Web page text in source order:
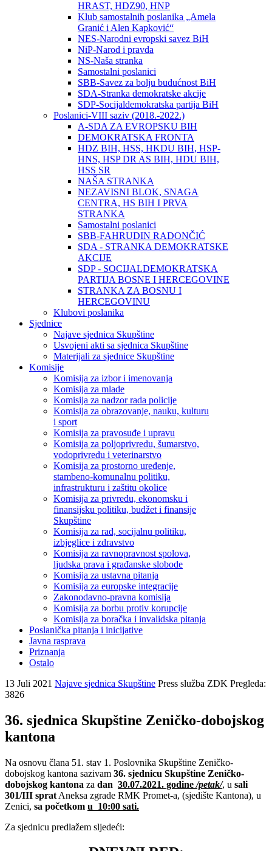
HRAST, HDZ90, HNP
Klub samostalnih poslanika „Amela
Granić i Alen Kapković“
NES-Narodni evropski savez BiH
NiP-Narod i pravda
NS-Naša stranka
Samostalni poslanici
SBB-Savez za bolju budućnost BiH
SDA-Stranka demokratske akcije
SDP-Socijaldemokratska partija BiH
Poslanici-VIII saziv (2018.-2022.)
A-SDA ZA EVROPSKU BIH
DEMOKRATSKA FRONTA
HDZ BIH, HSS, HKDU BIH, HSP-
HNS, HSP DR AS BIH, HDU BIH,
HSS SR
NAŠA STRANKA
NEZAVISNI BLOK, SNAGA
CENTRA, HS BIH I PRVA
STRANKA
Samostalni poslanici
SBB-FAHRUDIN RADONČIĆ
SDA - STRANKA DEMOKRATSKE
AKCIJE
SDP - SOCIJALDEMOKRATSKA
PARTIJA BOSNE I HERCEGOVINE
STRANKA ZA BOSNU I
HERCEGOVINU
Klubovi poslanika
Sjednice
Najave sjednica Skupštine
Usvojeni akti sa sjednica Skupštine
Materijali za sjednice Skupštine
Komisije
Komisija za izbor i imenovanja
Komisija za mlade
Komisija za nadzor rada policije
Komisija za obrazovanje, nauku, kulturu
i sport
Komisija za pravosuđe i upravu
Komisija za poljoprivredu, šumarstvo,
vodoprivredu i veterinarstvo
Komisija za prostorno uređenje,
stambeno-komunalnu politiku,
infrastrukturu i zaštitu okolice
Komisija za privredu, ekonomsku i
finansijsku politiku, budžet i finansije
Skupštine
Komisija za rad, socijalnu politiku,
izbjeglice i zdravstvo
Komisija za ravnopravnost spolova,
ljudska prava i građanske slobode
Komisija za ustavna pitanja
Komisija za europske integracije
Zakonodavno-pravna komisija
Komisija za borbu protiv korupcije
Komisija za boračka i invalidska pitanja
Poslanička pitanja i inicijative
Javna rasprava
Priznanja
Ostalo
13 Juli 2021 Najave sjednica Skupštine Press služba ZDK Pregleda:
3826
36. sjednica Skupštine Zeničko-dobojskog
kantona
Na osnovu člana 51. stav 1. Poslovnika Skupštine Zeničko-
dobojskog kantona sazivam 36. sjednicu Skupštine Zeničko-
dobojskog kantona za dan 30.07.2021. godine/petak/, u sali
301/III sprat Aneksa zgrade RMK Promet-a, (sjedište Kantona), u
Zenici, sa početkom u 10:00 sati.
Za sjednicu predlažem sljedeći: